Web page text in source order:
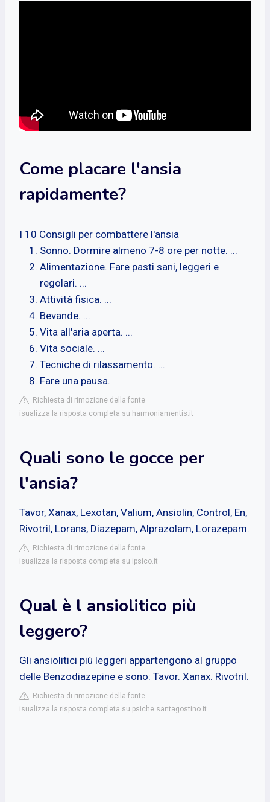
Come placare l'ansia
rapidamente?
I 10 Consigli per combattere l'ansia
Sonno. Dormire almeno 7-8 ore per notte. ...
Alimentazione. Fare pasti sani, leggeri e
regolari. ...
Attività fisica. ...
Bevande. ...
Vita all'aria aperta. ...
Vita sociale. ...
Tecniche di rilassamento. ...
Fare una pausa.
Richiesta di rimozione della fonte
isualizza la risposta completa su harmoniamentis.it
Quali sono le gocce per
l'ansia?
Tavor, Xanax, Lexotan, Valium, Ansiolin, Control, En,
Rivotril, Lorans, Diazepam, Alprazolam, Lorazepam.
Richiesta di rimozione della fonte
isualizza la risposta completa su ipsico.it
Qual è l ansiolitico più
leggero?
Gli ansiolitici più leggeri appartengono al gruppo
delle Benzodiazepine e sono: Tavor. Xanax. Rivotril.
Richiesta di rimozione della fonte
isualizza la risposta completa su psiche.santagostino.it